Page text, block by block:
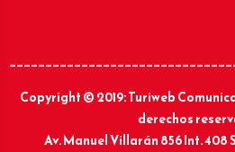
Copyright © 2019: Turiweb
derechos
Av. Manuel Villarán 856 Int. 408